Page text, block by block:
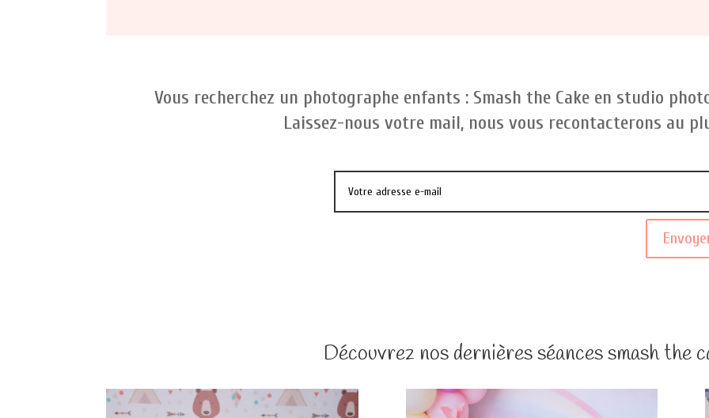
Vous recherchez un photographe enfants : Smash the Cake en studio
Laissez-nous votre mail, nous vous recontacterons au
Découvrez nos dernières séances smash the